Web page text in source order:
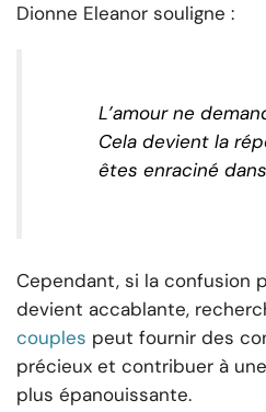
Dionne Eleanor souligne :
L’amour ne
Cela devient la
êtes enraciné
Cependant, si la confusion
devient accablante,
couples peut fournir des
précieux et contribuer à
plus épanouissante.